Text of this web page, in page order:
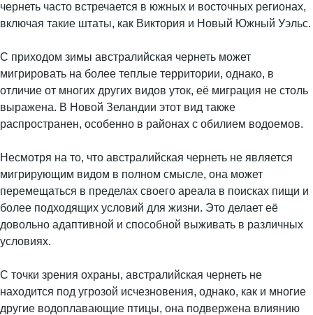
чернеть часто встречается в южных и восточных регионах,
включая такие штаты, как Виктория и Новый Южный Уэльс.
С приходом зимы австралийская чернеть может
мигрировать на более теплые территории, однако, в
отличие от многих других видов уток, её миграция не столь
выражена. В Новой Зеландии этот вид также
распространен, особенно в районах с обилием водоемов.
Несмотря на то, что австралийская чернеть не является
мигрирующим видом в полном смысле, она может
перемещаться в пределах своего ареала в поисках пищи и
более подходящих условий для жизни. Это делает её
довольно адаптивной и способной выживать в различных
условиях.
С точки зрения охраны, австралийская чернеть не
находится под угрозой исчезновения, однако, как и многие
другие водоплавающие птицы, она подвержена влиянию